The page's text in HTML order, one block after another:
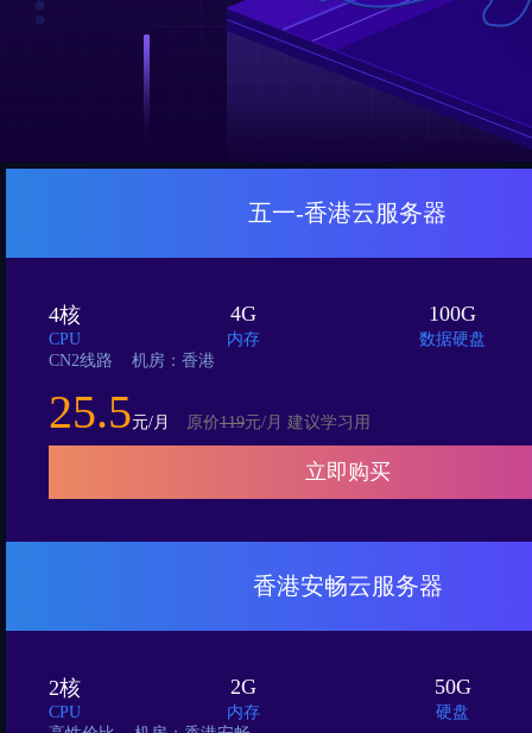
五一-香港云服务器
4核 4G 100G
CPU 内存
数据硬盘
CN2线路 机房：香港
25.5元/月 原价119元/月 建议学习用
立即购买
香港安畅云服务器
2核 2G 50G
CPU 内存
硬盘